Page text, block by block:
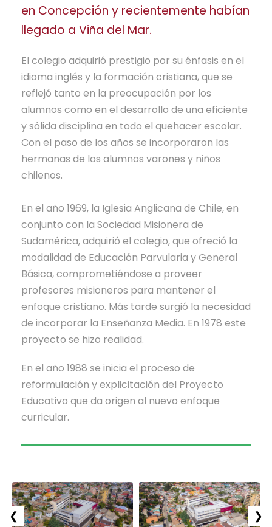
en Concepción y recientemente habían
llegado a Viña del Mar.
El colegio adquirió prestigio por su énfasis en el
idioma inglés y la formación cristiana, que se
reflejó tanto en la preocupación por los
alumnos como en el desarrollo de una eficiente
y sólida disciplina en todo el quehacer escolar.
Con el paso de los años se incorporaron las
hermanas de los alumnos varones y niños
chilenos.
En el año 1969, la Iglesia Anglicana de Chile, en
conjunto con la Sociedad Misionera de
Sudamérica, adquirió el colegio, que ofreció la
modalidad de Educación Parvularia y General
Básica, comprometiéndose a proveer
profesores misioneros para mantener el
enfoque cristiano. Más tarde surgió la necesidad
de incorporar la Enseñanza Media. En 1978 este
proyecto se hizo realidad.
En el año 1988 se inicia el proceso de
reformulación y explicitación del Proyecto
Educativo que da origen al nuevo enfoque
curricular.
❮ ❯